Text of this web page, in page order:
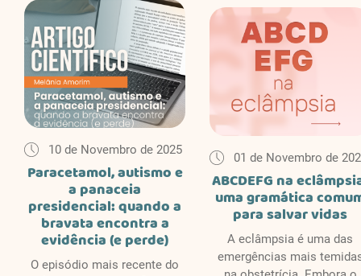
10 de Novembro de 2025
Paracetamol, autismo e
a panaceia
presidencial: quando a
bravata encontra a
evidência (e perde)
O episódio mais recente do
01 de Novembro de
ABCDEFG na
uma gramática
para salvar vidas
A eclâmpsia é uma das
emergências mais